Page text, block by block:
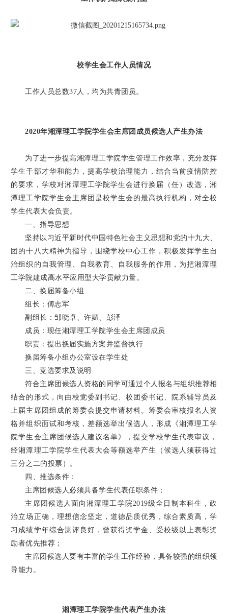
校学生会工作人员情况
工作人员总数37人，均为共青团员。
2020年湘潭理工学院学生会主席团成员候选人产生办法
为了进一步提高湘潭理工学院学生管理工作效率，充分发挥
学生干部才华和能力，提高学校治理能力，结合当前疫情防控
的要求，学校对湘潭理工学院学生会进行换届（任）改选，湘
潭理工学院学生会主席团是校学生会的最高执行机构，对全校
学生代表大会负责。
一、指导思想
坚持以习近平新时代中国特色社会主义思想和党的十九大、
团的十八大精神为指导，围绕学校中心工作，积极发挥学生自
治组织的自我管理、自我教育、自我服务的作用，为把湘潭理
工学院建成高水平应用型大学贡献力量。
二、换届筹备小组
组长：傅志军
副组长：邹晓卓、许媚、彭泽
成员：现任湘潭理工学院学生会主席团成员
职责：提出换届实施方案并监督执行
换届筹备小组办公室设在学生处
三、竞选要求及说明
符合主席团候选人资格的同学可通过个人报名与组织推荐相
结合的形式，向由校党委副书记、校团委书记、院系辅导员及
上届主席团组成的筹委会提交申请材料。筹委会审核报名人资
格并组织面试和考核，差额选举出候选人，形成《湘潭理工学
院学生会主席团候选人建议名单》，提交学校学生代表审议，
经湘潭理工学院学生代表大会等额选举产生（候选人须获得过
三分之二的投票）。
四、推选条件：
主席团候选人必须具备学生代表任职条件；
主席团候选人面向湘潭理工学院2019级全日制本科生，政
治立场正确，理想信念坚定，道德品质优秀，综合素质高，学
习成绩学年综合测评良好，曾获得奖学金、受校级以上表彰奖
励者优先推荐；
主席团候选人要有丰富的学生工作经验，具备较强的组织领
导能力。
湘潭理工学院学生代表产生办法